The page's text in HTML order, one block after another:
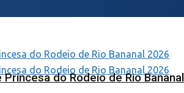
do Rodeio de Rio